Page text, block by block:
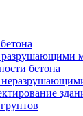
бетона